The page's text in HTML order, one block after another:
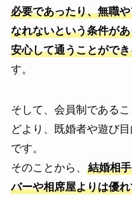
必要であったり、無職
なれないという条件が
安心して通うことがで
す。
そして、会員制である
どより、既婚者や遊び
です。
そのことから、 結婚相
バーや相席屋よりは優